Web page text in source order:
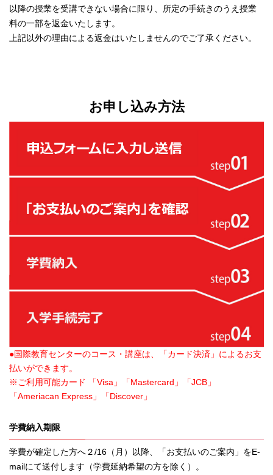
以降の授業を受講できない場合に限り、所定の手続きのうえ授業
料の一部を返金いたします。
上記以外の理由による返金はいたしませんのでご了承ください。
お申し込み方法
●国際教育センターのコース・講座は、「カード決済」によるお支
払いができます。
※ご利用可能カード 「Visa」「Mastercard」「JCB」
「Ameriacan Express」「Discover」
学費納入期限
学費が確定した方へ２/16（月）以降、「お支払いのご案内」をE-
mailにて送付します（学費延納希望の方を除く）。